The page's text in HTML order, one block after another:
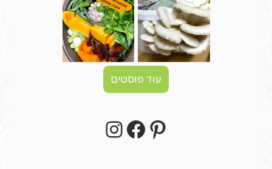
עוד פוסטים
Pinterest
Facebook